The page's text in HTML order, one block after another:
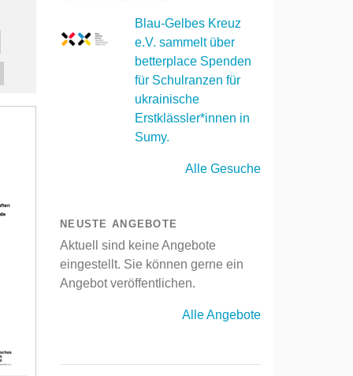
Blau-Gelbes Kreuz
e.V. sammelt über
betterplace Spenden
für Schulranzen für
ukrainische
Erstklässler*innen in
Sumy.
Alle Gesuche
NEUSTE ANGEBOTE
Aktuell sind keine Angebote
eingestellt. Sie können gerne ein
Angebot veröffentlichen.
Alle Angebote